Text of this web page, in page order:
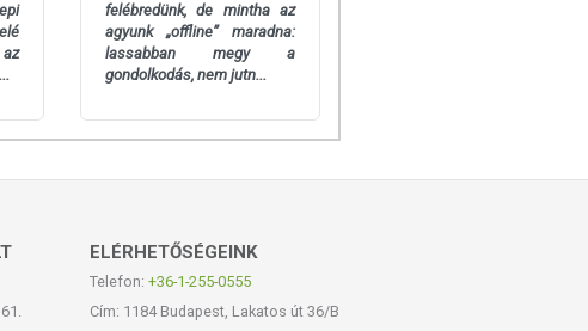
felébredünk, de mintha az
agyunk „offline” maradna:
lassabban megy a
gondolkodás, nem jutn...
ELÉRHETŐSÉGEINK
Telefon: +36-1-255-0555
Cím: 1184 Budapest, Lakatos út 36/B